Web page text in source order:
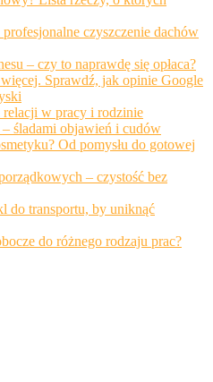
czyszczenie dachów
– czy to naprawdę się opłaca?
Sprawdź, jak opinie Google
relacji w pracy i rodzinie
śladami objawień i cudów
Od pomysłu do gotowej
– czystość bez
do transportu, by uniknąć
do różnego rodzaju prac?